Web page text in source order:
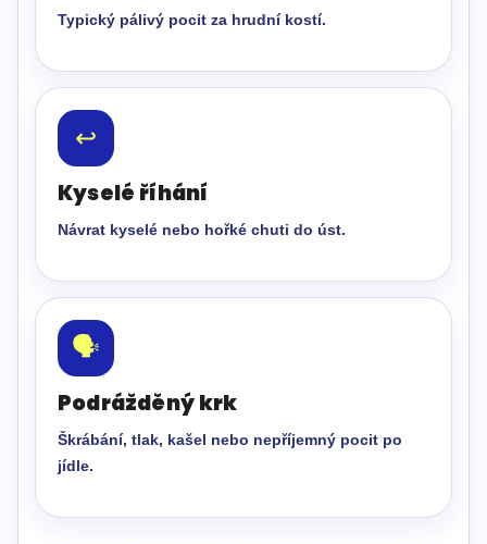
Typický pálivý pocit za hrudní kostí.
↩️
Kyselé říhání
Návrat kyselé nebo hořké chuti do úst.
🗣️
Podrážděný krk
Škrábání, tlak, kašel nebo nepříjemný pocit po
jídle.